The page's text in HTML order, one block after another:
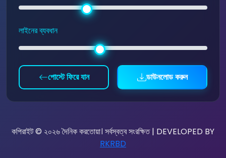
লাইনের ব্যবধান
পোস্টে ফিরে যান ডাউনলোড করুন
কপিরাইট © ২০২৬ দৈনিক করতোয়া। সর্বস্বত্ব সংরক্ষিত | DEVELOPED BY
RKRBD